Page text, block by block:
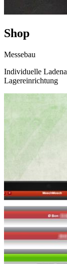
Shop
Messebau
Individuelle
Lagereinrichtung